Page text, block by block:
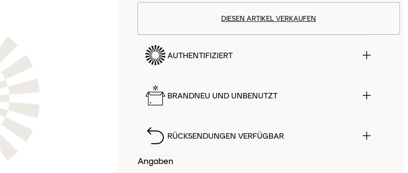
DIESEN ARTIKEL VERKAUFEN
AUTHENTIFIZIERT
BRANDNEU UND UNBENUTZT
RÜCKSENDUNGEN VERFÜGBAR
Angaben